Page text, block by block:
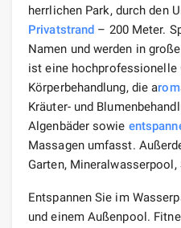
herrlichen Park, durch den
Privatstrand – 200 Meter.
Namen und werden in
ist eine hochprofessionelle
Körperbehandlung, die arom
Kräuter- und
Algenbäder sowie
Massagen umfasst.
Garten, Mineralwasserpool,
Entspannen Sie im
und einem Außenpool.